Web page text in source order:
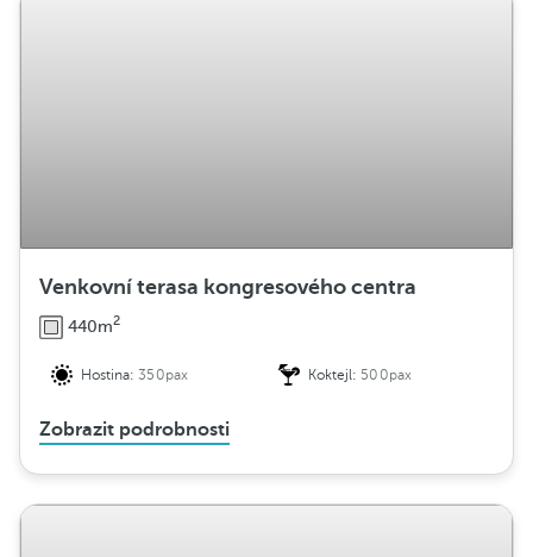
Venkovní terasa kongresového centra
440m2
Hostina:350pax Koktejl: 500pax
Zobrazit podrobnosti